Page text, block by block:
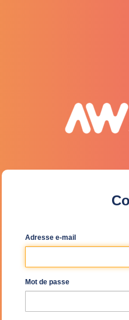
Adresse e-mail
Mot de passe